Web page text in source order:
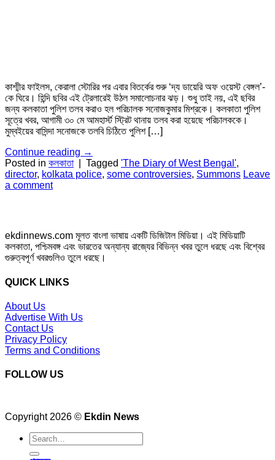
কাশ্মীর ফাইলস, কেরালা স্টোরির পর এবার বিতর্কের শুরু ‘দ্য ডায়েরি অফ ওয়েস্ট বেঙ্গল’-
কে ঘিরে। হিন্দি ছবির এই ট্রেলারেই উঠল সমালোচনার ঝড়। শুধু তাই নয়, এই ছবির
জন্য কলকাতা পুলিশ তলব করাও হল পরিচালক সনোজকুমার মিশ্রকে। কলকাতা পুলিশ
সূত্রে খবর, আগামী ৩০ মে আমহার্স্ট স্ট্রিট থানায় তলব করা হয়েছে পরিচালককে।
মুম্বইয়ের বাসিন্দা সনোজকে তলবি চিঠিতে পুলিশ […]
Continue reading →
Posted in কলকাতা Tagged 'The Diary of West Bengal',
director, kolkata police, some controversies, Summons Leave
a comment
ekdinnews.com মূলত বাংলা ভাষায় একটি ডিজিটাল মিডিয়া। এই মিডিয়াটি
কলকাতা, পশ্চিমবঙ্গ এবং ভারতের অন্যান্য রাজ্যের বিভিন্ন খবর তুলে ধরছে এবং বিশ্বের
গুরুত্বপূর্ণ খবরগুলিও তুলে ধরছে।
QUICK LINKS
About Us
Advertise With Us
Contact Us
Privacy Policy
Terms and Conditions
FOLLOW US
Copyright 2026 © Ekdin News